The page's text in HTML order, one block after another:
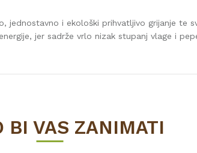
i ekološki prihvatljivo grijanje te
jer sadrže vrlo nizak stupanj vlage i
BRIKETI I PELETI
BI VAS ZANIMATI